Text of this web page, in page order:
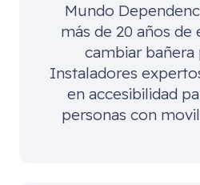
Mundo
más de 20 años de
cambiar bañera
Instaladores
en accesibilidad
personas con